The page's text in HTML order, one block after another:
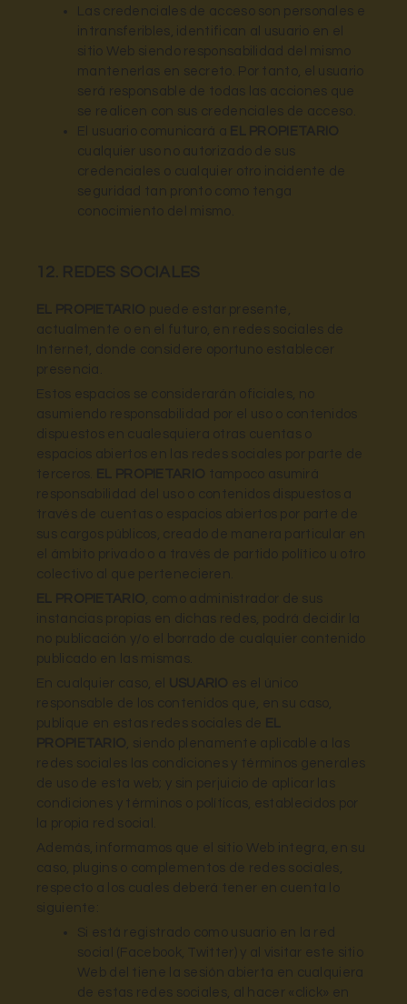
Las credenciales de acceso son personales e
intransferibles, identifican al usuario en el
sitio Web siendo responsabilidad del mismo
mantenerlas en secreto. Por tanto, el usuario
será responsable de todas las acciones que
se realicen con sus credenciales de acceso.
El usuario comunicará a EL PROPIETARIO
cualquier uso no autorizado de sus
credenciales o cualquier otro incidente de
seguridad tan pronto como tenga
conocimiento del mismo.
12. REDES SOCIALES
EL PROPIETARIO puede estar presente,
actualmente o en el futuro, en redes sociales de
Internet, donde considere oportuno establecer
presencia.
Estos espacios se considerarán oficiales, no
asumiendo responsabilidad por el uso o contenidos
dispuestos en cualesquiera otras cuentas o
espacios abiertos en las redes sociales por parte de
terceros.
EL PROPIETARIO tampoco asumirá
responsabilidad del uso o contenidos dispuestos a
través de cuentas o espacios abiertos por parte de
sus cargos públicos, creado de manera particular en
el ámbito privado o a través de partido político u otro
colectivo al que pertenecieren.
EL PROPIETARIO , como administrador de sus
instancias propias en dichas redes, podrá decidir la
no publicación y/o el borrado de cualquier contenido
publicado en las mismas.
En cualquier caso, el
USUARIO es el único
responsable de los contenidos que, en su caso,
publique en estas redes sociales de EL
PROPIETARIO , siendo plenamente aplicable a las
redes sociales las condiciones y términos generales
de uso de esta web; y sin perjuicio de aplicar las
condiciones y términos o políticas, establecidos por
la propia red social.
Además, informamos que el sitio Web integra, en su
caso, plugins o complementos de redes sociales,
respecto a los cuales deberá tener en cuenta lo
siguiente:
Si está registrado como usuario en la red
social (Facebook, Twitter) y al visitar este sitio
Web del tiene la sesión abierta en cualquiera
de estas redes sociales, al hacer «click» en